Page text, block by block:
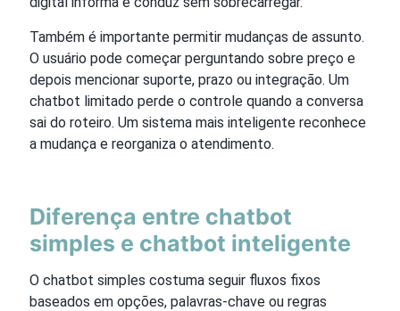
Também é importante permitir mudanças de assunto.
O usuário pode começar perguntando sobre preço e
depois mencionar suporte, prazo ou integração. Um
chatbot limitado perde o controle quando a conversa
sai do roteiro. Um sistema mais inteligente reconhece
a mudança e reorganiza o atendimento.
Diferença entre chatbot
simples e chatbot inteligente
O chatbot simples costuma seguir fluxos fixos
baseados em opções, palavras-chave ou regras